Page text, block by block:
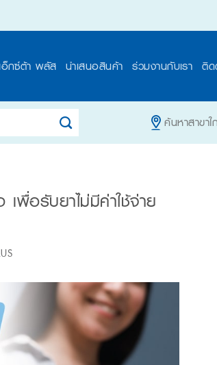
อ็กซ์ต้า พลัส นำเสนอสินค้า ร่วมงานกับเรา ติด
ค้นหาสาขา
พื่อรับยาไม่มีค่าใช้จ่าย